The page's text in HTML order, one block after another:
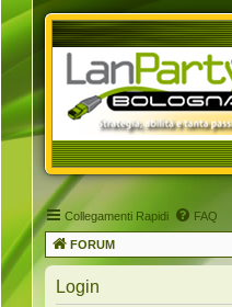
Collegamenti Rapidi FAQ
FORUM
Login